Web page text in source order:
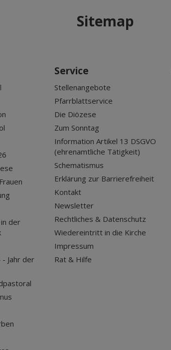
Sitemap
der
- Jahr der
Service
Stellenangebote
Pfarrblattservice
Die Diözese
Zum Sonntag
Information Artikel 13 DSGVO
(ehrenamtliche Tätigkeit)
Schematismus
Erklärung zur Barrierefreiheit
Kontakt
Newsletter
Rechtliches & Datenschutz
Wiedereintritt in die Kirche
Impressum
Rat & Hilfe